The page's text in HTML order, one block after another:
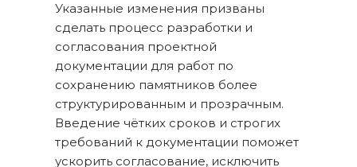
Указанные изменения призваны
сделать процесс разработки и
согласования проектной
документации для работ по
сохранению памятников более
структурированным и прозрачным.
Введение чётких сроков и строгих
требований к документации поможет
ускорить согласование, исключить